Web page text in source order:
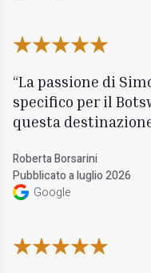
La passione di
specifico per il
questa
Roberta Borsarini
Pubblicato a luglio 2026
Google